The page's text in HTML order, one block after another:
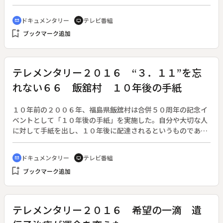
と言われるが、米政府は３８年間、その存在を認めなかった。
取材班はアメリカに向かい、遺族に「母国が開発した原爆で命
を落としたことをどう思うか」と問いかけるが、遺族は今も複
雑な心情を抱えていた。また、遺族たちは、広島の人々が焼け
らされる。一方、広告会社に勤めるバリーさんは、被爆米兵の
存在に衝撃を受け、被爆米兵の遺族や関係者へのインタビュー
を行ってきた。原爆投下国と被爆地、その狭間で命を落とした
米兵の存在。彼が作るドキュメンタリー映画は、二つの国でど
cinematic_blur ドキュメンタリー tv テレビ番組
bookmark_add ブックマーク追加
テレメンタリー２０１６ “３．１１”を忘
れない６６ 飯舘村 １０年後の手紙
１０年前の２００６年、福島県飯舘村は合併５０周年の記念イ
ベントとして「１０年後の手紙」を実施した。自分や大切な人
に対して手紙を出し、１０年後に配達されるというものであ
る。１０年前は豊かな自然に囲まれ、稲作や畜産をして生活し
ていた村の人たちは、２０１１年の福島第一原発の事故で生活
が激変。全村避難となり、村民は散り散りになった。この１０
年間で村民の生活はどのように変わり、１０年前の自分や家族
活を誰も予想できなかったであろう２００６年の村民の声が、
今届く。
cinematic_blur ドキュメンタリー tv テレビ番組
bookmark_add ブックマーク追加
テレメンタリー２０１６ 希望の一滴 遺